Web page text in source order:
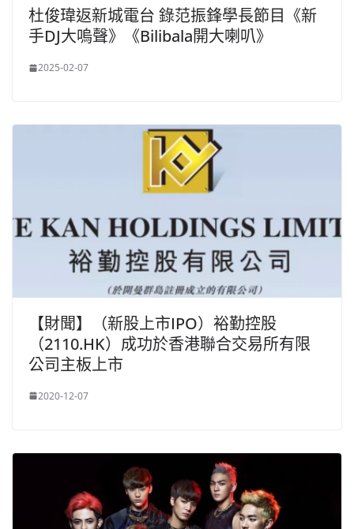
杜俊瑋返新城電台 錄范振鋒學長節目《新
手DJ大嗚聲》《Bilibala開大喇叭》
2025-02-07
【財聞】（新股上市IPO）裕勤控股
（2110.HK）成功於香港聯合交易所有限
公司主板上市
2020-12-07